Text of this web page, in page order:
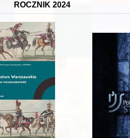
ROCZNIK 2024